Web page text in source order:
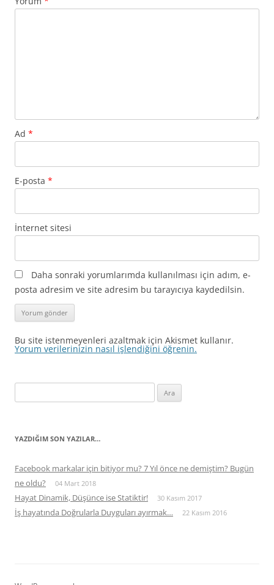
Ad *
E-posta *
İnternet sitesi
Daha sonraki yorumlarımda kullanılması için adım, e-
posta adresim ve site adresim bu tarayıcıya kaydedilsin.
Bu site istenmeyenleri azaltmak için Akismet kullanır.
Yorum verilerinizin nasıl işlendiğini öğrenin.
YAZDIĞIM SON YAZILAR…
Facebook markalar için bitiyor mu? 7 Yıl önce ne demiştim? Bugün
ne oldu?
04 Mart 2018
Hayat Dinamik, Düşünce ise Statiktir! 30 Kasım 2017
İş hayatında Doğrularla Duyguları ayırmak… 22 Kasım 2016